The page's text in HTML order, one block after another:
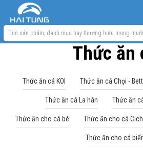
Thức ăn
Thức ăn cá KOI Thức ăn cá Chọi -
Thức ăn cá La hán Thức ăn
Thức ăn cho cá bé Thức ăn cho cá
Thức ăn cho cá
TÌM THEO
THEO NHÀ SẢN XUẤT
AQUAFIN
JBL - Đức Minjiang |
OKIKO | OMEGA
SAKURA Thiết bị bể cá |
Hồ ngoài
Bơm sủi Oxy
Lọc bể cá
Máy móc
Thuốc cho
Xử lý nước